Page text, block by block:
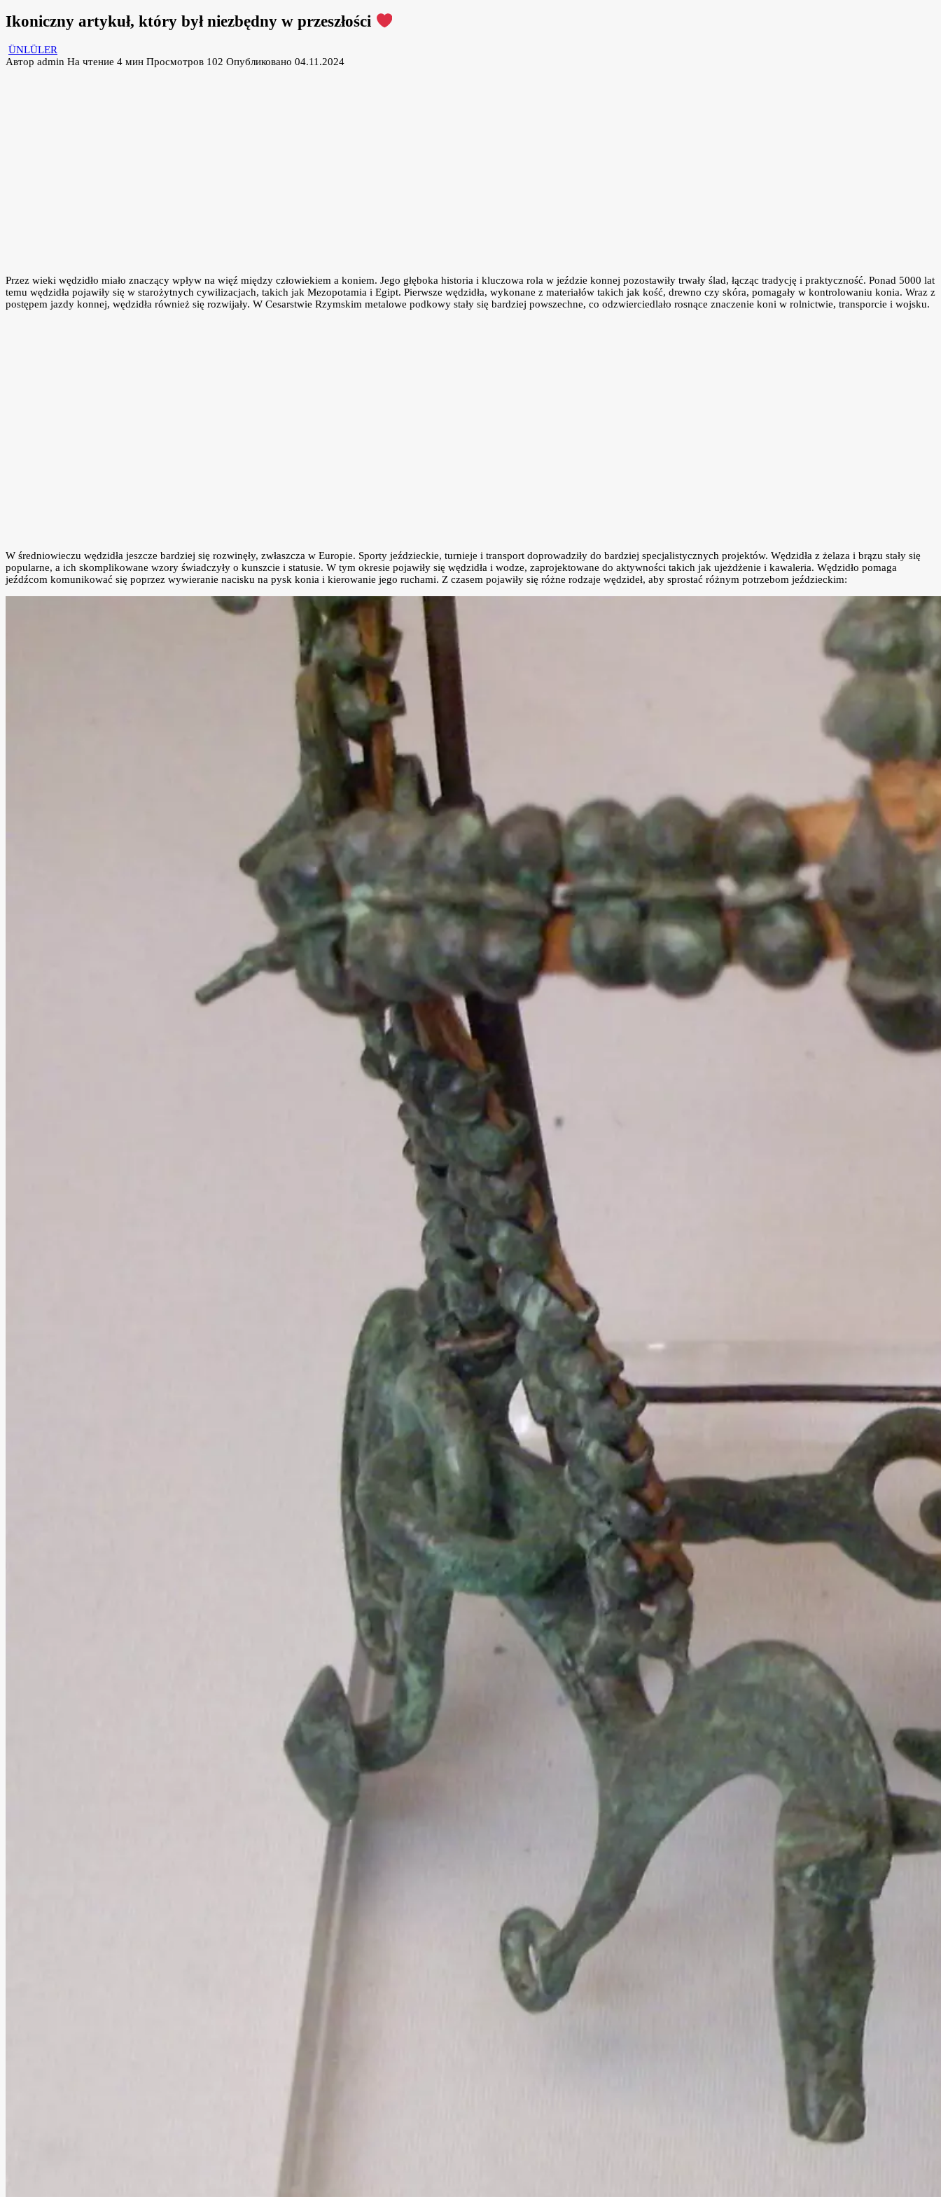
Ikoniczny artykuł, który był niezbędny w przeszłości
ÜNLÜLER
Автор admin На чтение 4 мин Просмотров 102 Опубликовано 04.11.2024
Przez wieki wędzidło miało znaczący wpływ na więź między człowiekiem a koniem. Jego głęboka historia i kluczowa rola w jeździe konnej pozostawiły trwały ślad, łącząc tradycję i praktyczność. Ponad 5000 lat
temu wędzidła pojawiły się w starożytnych cywilizacjach, takich jak Mezopotamia i Egipt. Pierwsze wędzidła, wykonane z materiałów takich jak kość, drewno czy skóra, pomagały w kontrolowaniu konia. Wraz z
postępem jazdy konnej, wędzidła również się rozwijały. W Cesarstwie Rzymskim metalowe podkowy stały się bardziej powszechne, co odzwierciedlało rosnące znaczenie koni w rolnictwie, transporcie i wojsku.
W średniowieczu wędzidła jeszcze bardziej się rozwinęły, zwłaszcza w Europie. Sporty jeździeckie, turnieje i transport doprowadziły do bardziej specjalistycznych projektów. Wędzidła z żelaza i brązu stały się
popularne, a ich skomplikowane wzory świadczyły o kunszcie i statusie. W tym okresie pojawiły się wędzidła i wodze, zaprojektowane do aktywności takich jak ujeżdżenie i kawaleria. Wędzidło pomaga
jeźdźcom komunikować się poprzez wywieranie nacisku na pysk konia i kierowanie jego ruchami. Z czasem pojawiły się różne rodzaje wędzideł, aby sprostać różnym potrzebom jeździeckim: